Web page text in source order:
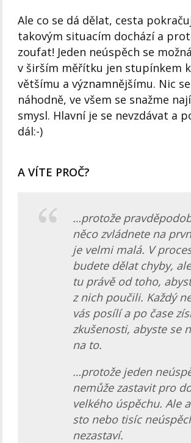
Ale co se dá dělat, cesta
takovým situacím dochází a
zoufat! Jeden neúspěch se
v širším měřítku jen stupínkem
většímu a významnějšímu. Nic
náhodně, ve všem se snažme
smysl. Hlavní je se nevzdávat a
dál:-)
A VÍTE PROČ?
…protože
něco zvládnete na
je velmi malá. V
budete dělat chyby,
tu právě od toho,
z nich poučili. Každý
vás posílí a po čase
zkušenosti, abyste se
na to.
…protože jeden
nemůže zastavit pro
velkého úspěchu.Ale
sto nebo tisíc
nezastaví.